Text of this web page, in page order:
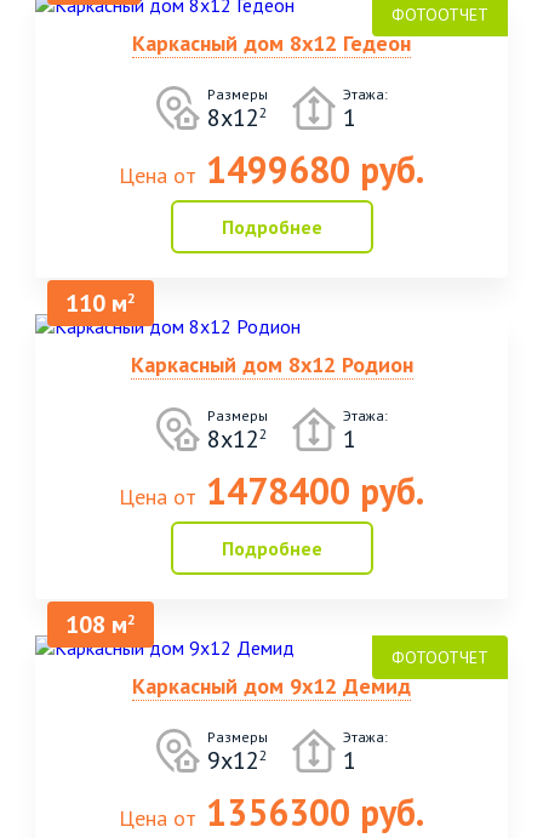
Каркасный дом 8х12 Гедеон
Размеры
8х122
Этажа:
1
Цена от 1499680 руб.
Подробнее
110 м2
Каркасный дом 8х12 Родион
Размеры
8х122
Этажа:
1
Цена от 1478400 руб.
Подробнее
108 м2
Каркасный дом 9х12 Демид
Размеры
9х122
Этажа:
1
Цена от 1356300 руб.